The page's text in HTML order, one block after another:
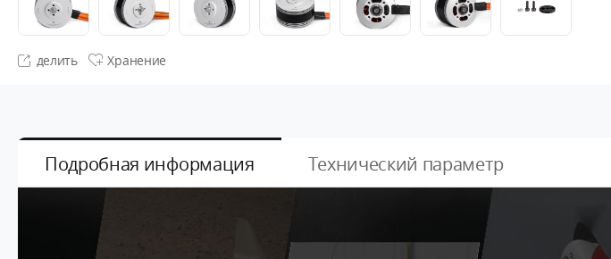
делить Хранение
Подробная информация Технический параметр